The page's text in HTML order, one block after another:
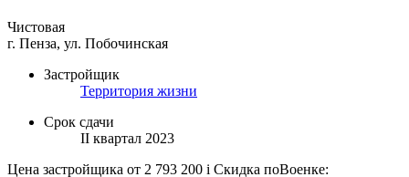
Чистовая
г. Пенза, ул. Побочинская
Застройщик
Территория жизни
Срок сдачи
II квартал 2023
Цена застройщика от 2 793 200 i Скидка поВоенке: